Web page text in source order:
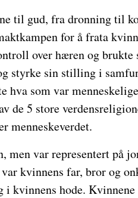
til gud, fra dronning til
for å frata
over hæren og
styrke sin stilling i
hva som var
de 5 store
menneskeverdet.
var representert på
kvinnens far, bror og
kvinnens hode.